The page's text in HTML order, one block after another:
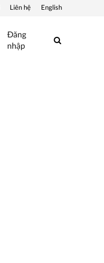
Liên hệ English
Đăng
nhập
Search